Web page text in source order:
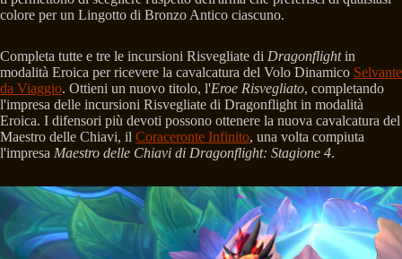
colore per un Lingotto di Bronzo Antico ciascuno.
Completa tutte e tre le incursioni Risvegliate di Dragonflightin
modalità Eroica per ricevere la cavalcatura del Volo Dinamico Selvante
da Viaggio. Ottieni un nuovo titolo, l'Eroe Risvegliato, completando
l'impresa delle incursioni Risvegliate di Dragonflight in modalità
Eroica. I difensori più devoti possono ottenere la nuova cavalcatura del
Maestro delle Chiavi, il Coraceronte Infinito, una volta compiuta
l'impresa Maestro delle Chiavi di Dragonflight: Stagione 4.